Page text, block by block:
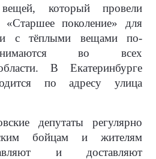
который провели
«Старшее поколение» для
с тёплыми вещами по-
во всех
В Екатеринбурге
по адресу улица
депутаты регулярно
бойцам и жителям
и доставляют